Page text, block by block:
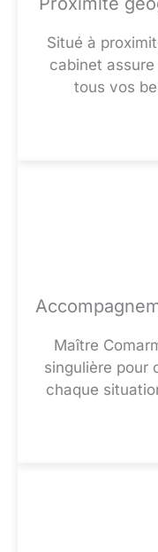
Situé à
cabinet
tous vos
Maître
singulière pour
chaque